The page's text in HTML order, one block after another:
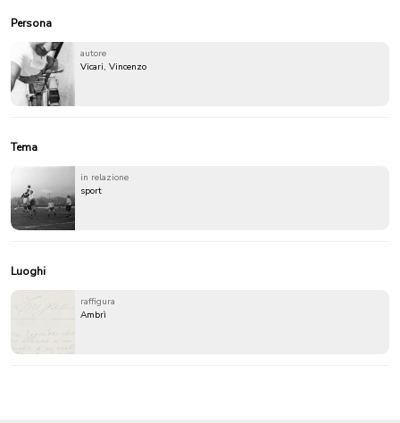
Persona
autore
Vicari, Vincenzo
Tema
in relazione
sport
Luoghi
raffigura
Ambrì